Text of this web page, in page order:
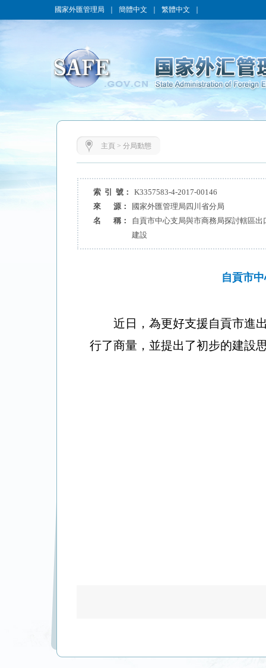
國家外匯管理局 簡體中文 繁體中文
主頁 > 分局動態
索 引 號：
K3357583-4-2017-00146
來 源：
國家外匯管理局四川省分局
名 稱：
自貢市中心支局與市商務局探討轄區
建設
自貢市
近日，為更好支援自貢市進
行了商量，並提出了初步的建設